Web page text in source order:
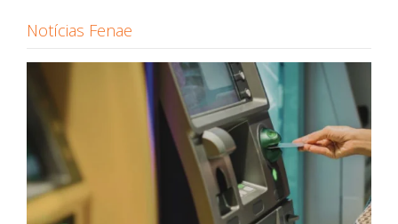
Notícias Fenae